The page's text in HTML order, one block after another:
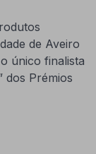
de Aveiro
único finalista
dos Prémios